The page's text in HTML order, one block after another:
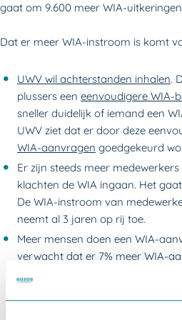
gaat om 9.600 meer WIA-
Dat er meer WIA-instroom is komt
UWV wil achterstanden inhalen.
plussers een eenvoudigere WIA-
sneller duidelijk of iemand een
UWV ziet dat er door deze
WIA-aanvragen goedgekeurd
Er zijn steeds meer
klachten de WIA ingaan. Het
De WIA-instroom van
neemt al 3 jaren op rij toe.
Meer mensen doen een WIA-
verwacht dat er 7% meer WIA-
Dat weten zij door het aantal
werkgevers. Als een